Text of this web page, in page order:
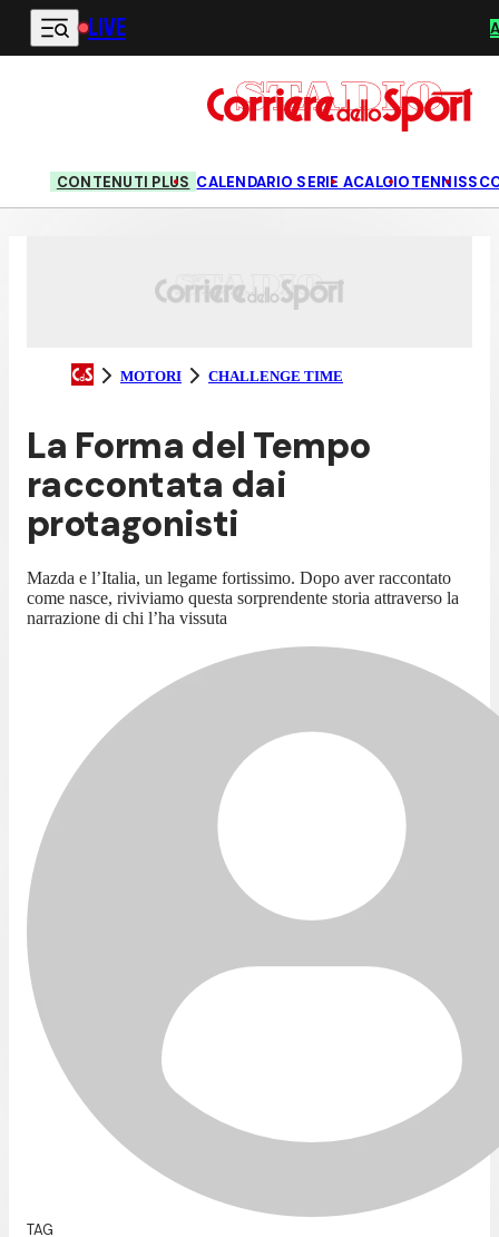
Vai al contenuto principale
LIVE
CONTENUTI PLUS CALENDARIO SERIE ACALCIOTENNIS
MOTORI CHALLENGE TIME
La Forma del Tempo
raccontata dai
protagonisti
Mazda e l’Italia, un legame fortissimo. Dopo aver raccontato
come nasce, riviviamo questa sorprendente storia attraverso la
narrazione di chi l’ha vissuta